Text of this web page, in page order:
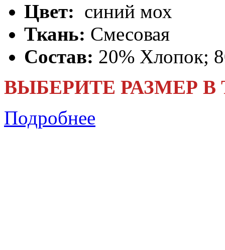
Цвет: синий мох
Ткань: Смесовая
Состав: 20% Хлопок;
ВЫБЕРИТЕ РАЗМЕР В
Подробнее